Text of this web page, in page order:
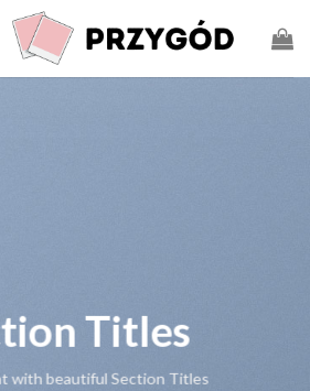
Titles
with beautiful Section Titles